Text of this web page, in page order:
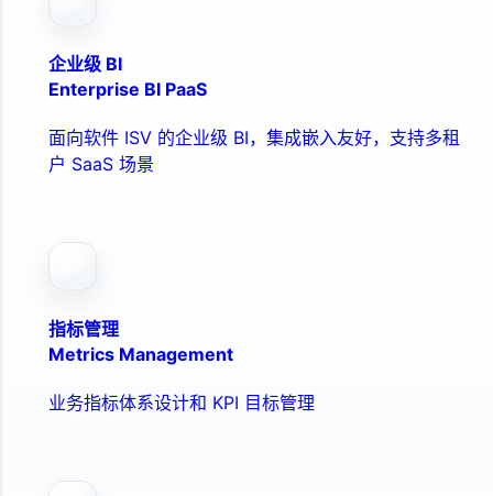
企业级 BI
Enterprise BI PaaS
面向软件 ISV 的企业级 BI，集成嵌入友好，支持多租
户 SaaS 场景
指标管理
Metrics Management
业务指标体系设计和 KPI 目标管理